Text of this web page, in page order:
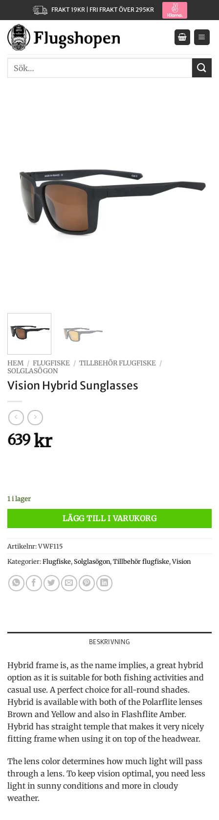
to
content
FRAKT 19KR | FRI FRAKT ÖVER 295KR
HEM / FLUGFISKE / TILLBEHÖR FLUGFISKE /
SOLGLASÖGON
Vision Hybrid Sunglasses
639kr
1 i lager
LÄGG TILL I VARUKORG
Artikelnr:VWF115
Kategorier:Flugfiske,Solglasögon,Tillbehör flugfiske,Vision
BESKRIVNING
Hybrid frame is, as the name implies, a great hybrid
option as it is suitable for both fishing activities and
casual use. A perfect choice for all-round shades.
Hybrid is available with both of the Polarflite lenses
Brown and Yellow and also in Flashflite Amber.
Hybrid has straight temple that makes it very nicely
fitting frame when using it on top of the headwear.
The lens color determines how much light will pass
through a lens. To keep vision optimal, you need less
light in sunny conditions and more in cloudy
weather.